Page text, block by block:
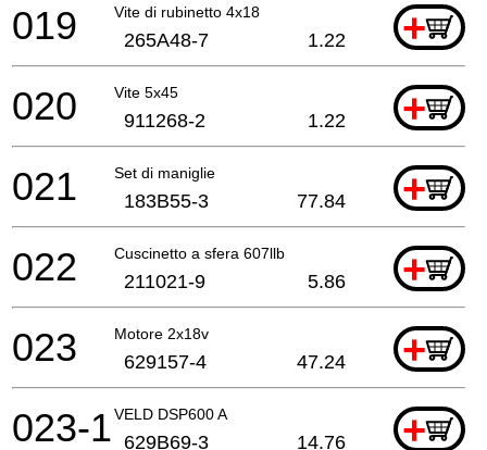
Vite di rubinetto 4x18 +
019 265A48-7 1.22
Vite 5x45 +
020 911268-2 1.22
Set di maniglie +
021 183B55-3 77.84
Cuscinetto a sfera 607llb +
022 211021-9 5.86
Motore 2x18v +
023 629157-4 47.24
VELD DSP600 A +
023-1 629B69-3 14.76